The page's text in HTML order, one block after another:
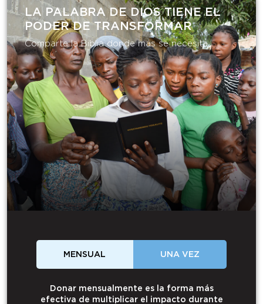
LA PALABRA DE DIOS TIENE EL
PODER DE TRANSFORMAR​
Comparte la Biblia donde más se necesita.
MENSUAL UNA VEZ
Donar mensualmente es la forma más
efectiva de multiplicar el impacto durante